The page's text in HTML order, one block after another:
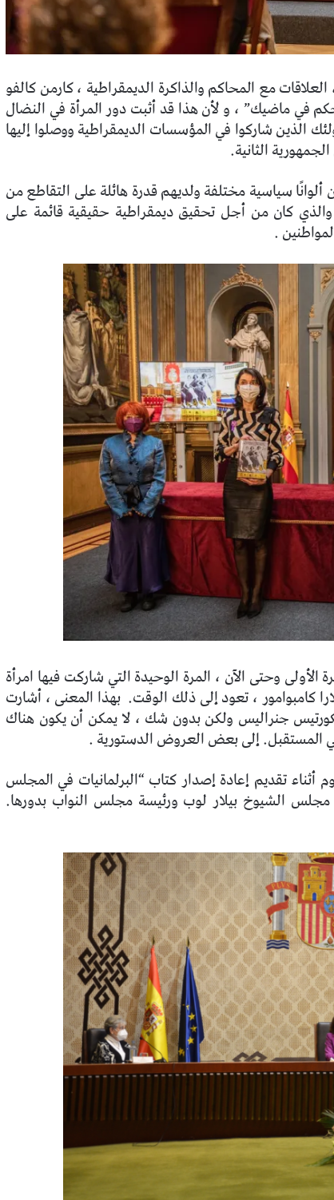
مع المحاكم والذاكرة الديمقراطية ، كارمن كالفو
في ماضيك” ، و لأن هذا قد أثبت دور المرأة في النضال
الذين شاركوا في المؤسسات الديمقراطية ووصلوا إليها
الثانية.
سياسية مختلفة ولديهم قدرة هائلة على التقاطع من
كان من أجل تحقيق ديمقراطية حقيقية قائمة على
.
الأولى وحتى الآن ، المرة الوحيدة التي شاركت فيها امرأة
بهذا المعنى ، أشارت
جنراليس ولكن بدون شك ، لا يمكن أن يكون هناك
المستقبل. إلى بعض العروض الدستورية .
تقديم إعادة إصدار كتاب “البرلمانيات في المجلس
الشيوخ بيلار لوب ورئيسة مجلس النواب بدورها.